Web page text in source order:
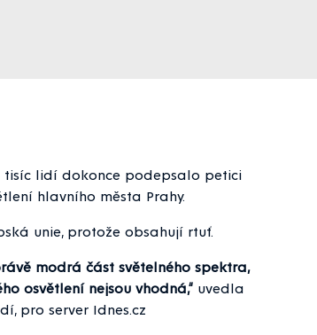
tisíc lidí dokonce podepsalo petici
hlavního města Prahy.
unie, protože obsahují rtuť.
modrá část světelného spektra,
osvětlení nejsou vhodná,“ uvedla
pro server Idnes.cz